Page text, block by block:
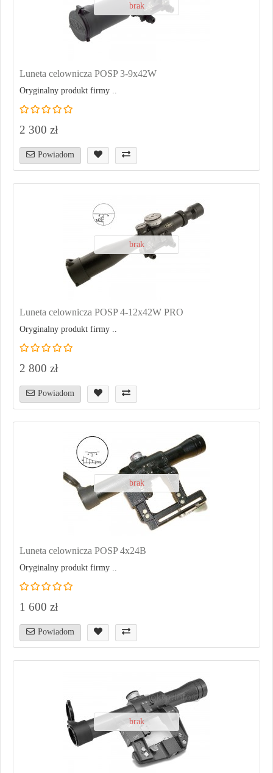
brak
Luneta celownicza POSP 3-9x42W
Oryginalny produkt firmy ..
2 300 zł
Powiadom
brak
Luneta celownicza POSP 4-12x42W PRO
Oryginalny produkt firmy ..
2 800 zł
Powiadom
brak
Luneta celownicza POSP 4x24B
Oryginalny produkt firmy ..
1 600 zł
Powiadom
brak